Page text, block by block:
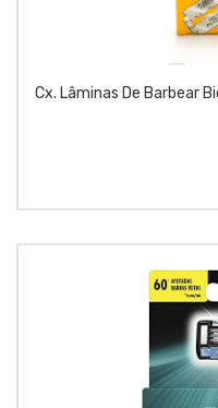
Cx. Lâminas De Barbear